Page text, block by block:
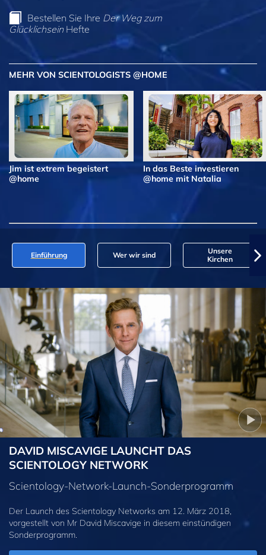
Bestellen Sie Ihre Der Weg zum
GlücklichseinHefte
MEHR VON SCIENTOLOGISTS @HOME
Jim ist extrem begeistert
@home
In das Beste investieren
@home mit Natalia
Einführung Wer wir sind
Unsere
Kirchen
DAVID MISCAVIGE LAUNCHT DAS
SCIENTOLOGY NETWORK
Scientology-Network-Launch-Sonderprogramm
Der Launch des Scientology Networks am 12. März 2018,
vorgestellt von Mr David Miscavige in diesem einstündigen
Sonderprogramm.